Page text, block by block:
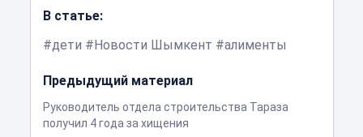
В статье:
дети
Новости Шымкент алименты
Предыдущий материал
Руководитель отдела строительства Тараза
получил 4 года за хищения